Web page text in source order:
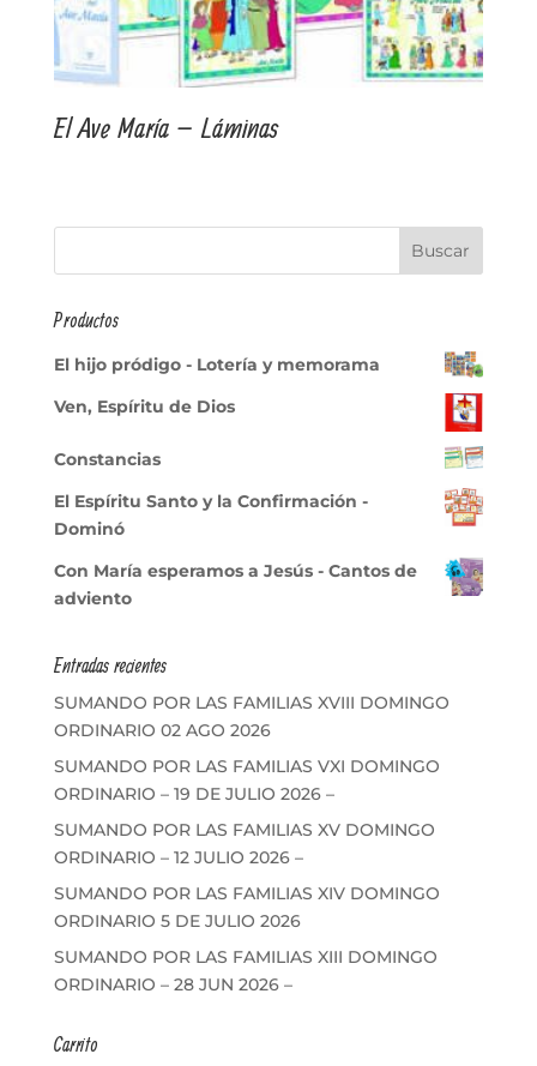
El Ave María – Láminas
Productos
El hijo pródigo - Lotería y memorama
Ven, Espíritu de Dios
Constancias
El Espíritu Santo y la Confirmación -
Dominó
Con María esperamos a Jesús - Cantos de
adviento
Entradas recientes
SUMANDO POR LAS FAMILIAS XVIII DOMINGO
ORDINARIO 02 AGO 2026
SUMANDO POR LAS FAMILIAS VXI DOMINGO
ORDINARIO – 19 DE JULIO 2026 –
SUMANDO POR LAS FAMILIAS XV DOMINGO
ORDINARIO – 12 JULIO 2026 –
SUMANDO POR LAS FAMILIAS XIV DOMINGO
ORDINARIO 5 DE JULIO 2026
SUMANDO POR LAS FAMILIAS XIII DOMINGO
ORDINARIO – 28 JUN 2026 –
Carrito